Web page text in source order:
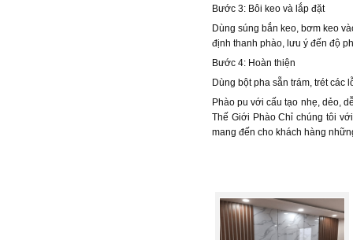
Bước 3: Bôi keo và lắp đặt
Dùng súng bắn keo, bơm keo
định thanh phào, lưu ý đến độ
Bước 4: Hoàn thiện
Dùng bột pha sẵn trám, trét các
Phào pu với cấu tạo nhẹ, dẻo,
Thế Giới Phào Chỉ chúng tôi
mang đến cho khách hàng